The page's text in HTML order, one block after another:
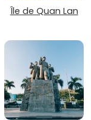
Île de Quan Lan